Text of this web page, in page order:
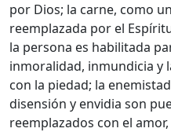
por Dios; la carne, como
reemplazada por el
la persona es habilitada
inmoralidad, inmundicia y
con la piedad; la
disensión y envidia son
reemplazados con el